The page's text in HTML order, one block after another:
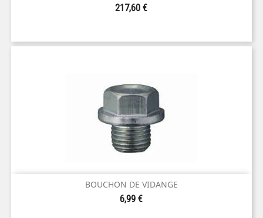
Prix
217,60 €
BOUCHON DE VIDANGE
Prix
6,99 €